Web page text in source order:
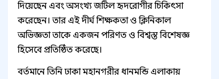
দিয়েছেন এবং অসংখ্য জটিল হৃদরোগীর চিকিৎসা
করেছেন। তার এই দীর্ঘ শিক্ষকতা ও ক্লিনিকাল
অভিজ্ঞতা তাকে একজন পরিণত ও বিশ্বস্ত বিশেষজ্ঞ
হিসেবে প্রতিষ্ঠিত করেছে।
বর্তমানে তিনি ঢাকা মহানগরীর ধানমন্ডি এলাকায়